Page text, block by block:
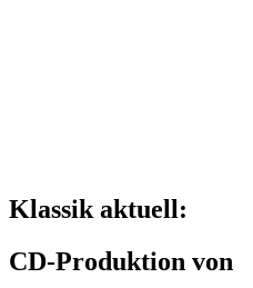
Klassik aktuell:
CD-Produktion von